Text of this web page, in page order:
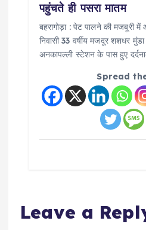
पहुंचते ही पसरा मातम
बहरागोड़ा : पेट पालने की मजबूरी
निवासी 33 वर्षीय मजदूर शशधर
अनकापल्ली स्टेशन के पास हुए
Spread
Leave a